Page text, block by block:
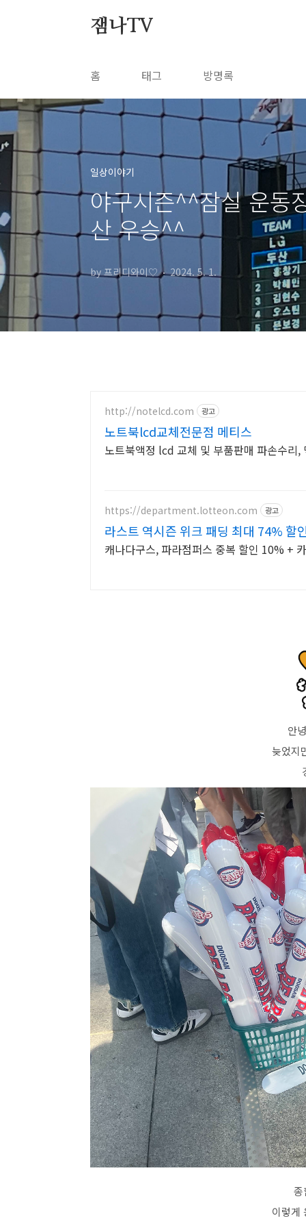
잼나TV
홈 태그 방명록
일상이야기
야구시즌^^잠실 운동
산 우승^^
by 프리디와이♡ 2024. 5. 1.
http://notelcd.com 광고
노트북lcd교체전문점 메티스
노트북액정 lcd 교체 및 부품판매 파손수리
https://department.lotteon.com 광고
라스트 역시즌 위크 패딩 최대 74% 할
캐나다구스, 파라점퍼스 중복 할인 10% +
안
늦었지
종
이렇게